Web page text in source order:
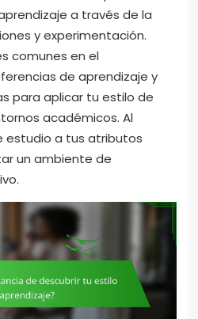
a través de la
y experimentación.
comunes en el
de aprendizaje y
para aplicar tu estilo de
académicos. Al
a tus atributos
un ambiente de